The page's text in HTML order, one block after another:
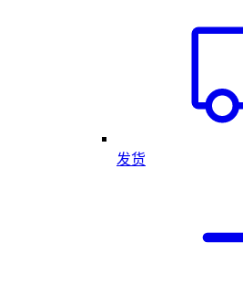
发货